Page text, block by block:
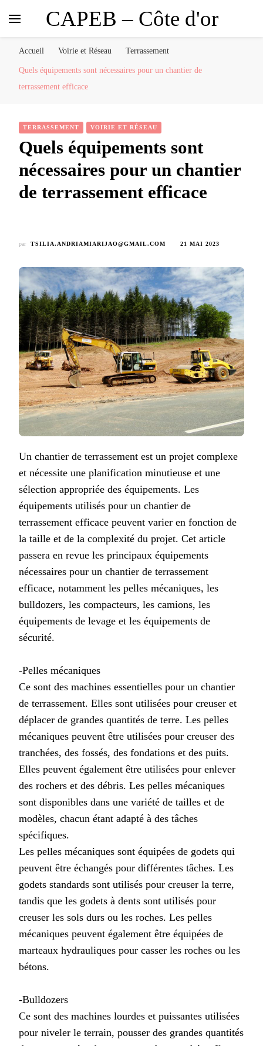
CAPEB – Côte d'or
Accueil Voirie et Réseau Terrassement
Quels équipements sont nécessaires pour un chantier de
terrassement efficace
TERRASSEMENT VOIRIE ET RÉSEAU
Quels équipements sont
nécessaires pour un chantier
de terrassement efficace
par TSILIA.ANDRIAMIARIJAO@GMAIL.COM 21 MAI 2023
Un chantier de terrassement est un projet complexe
et nécessite une planification minutieuse et une
sélection appropriée des équipements. Les
équipements utilisés pour un chantier de
terrassement efficace peuvent varier en fonction de
la taille et de la complexité du projet. Cet article
passera en revue les principaux équipements
nécessaires pour un chantier de terrassement
efficace, notamment les pelles mécaniques, les
bulldozers, les compacteurs, les camions, les
équipements de levage et les équipements de
sécurité.
-Pelles mécaniques
Ce sont des machines essentielles pour un chantier
de terrassement. Elles sont utilisées pour creuser et
déplacer de grandes quantités de terre. Les pelles
mécaniques peuvent être utilisées pour creuser des
tranchées, des fossés, des fondations et des puits.
Elles peuvent également être utilisées pour enlever
des rochers et des débris. Les pelles mécaniques
sont disponibles dans une variété de tailles et de
modèles, chacun étant adapté à des tâches
spécifiques.
Les pelles mécaniques sont équipées de godets qui
peuvent être échangés pour différentes tâches. Les
godets standards sont utilisés pour creuser la terre,
tandis que les godets à dents sont utilisés pour
creuser les sols durs ou les roches. Les pelles
mécaniques peuvent également être équipées de
marteaux hydrauliques pour casser les roches ou les
bétons.
-Bulldozers
Ce sont des machines lourdes et puissantes utilisées
pour niveler le terrain, pousser des grandes quantités